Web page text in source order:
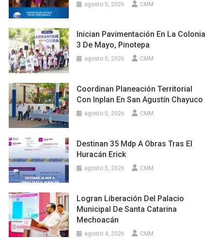
agosto 5, 2026 CMM
Inician Pavimentación En La Colonia
3 De Mayo, Pinotepa
agosto 5, 2026 CMM
Coordinan Planeación Territorial
Con Inplan En San Agustín Chayuco
agosto 5, 2026 CMM
Destinan 35 Mdp A Obras Tras El
Huracán Erick
agosto 5, 2026 CMM
Logran Liberación Del Palacio
Municipal De Santa Catarina
Mechoacán
agosto 4, 2026 CMM